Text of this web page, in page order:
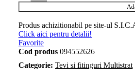
Produs achizitionabil pe site-ul
Click aici pentru detalii!
Favorite
Cod produs 094552626
Categorie: Tevi si fitinguri Multistrat